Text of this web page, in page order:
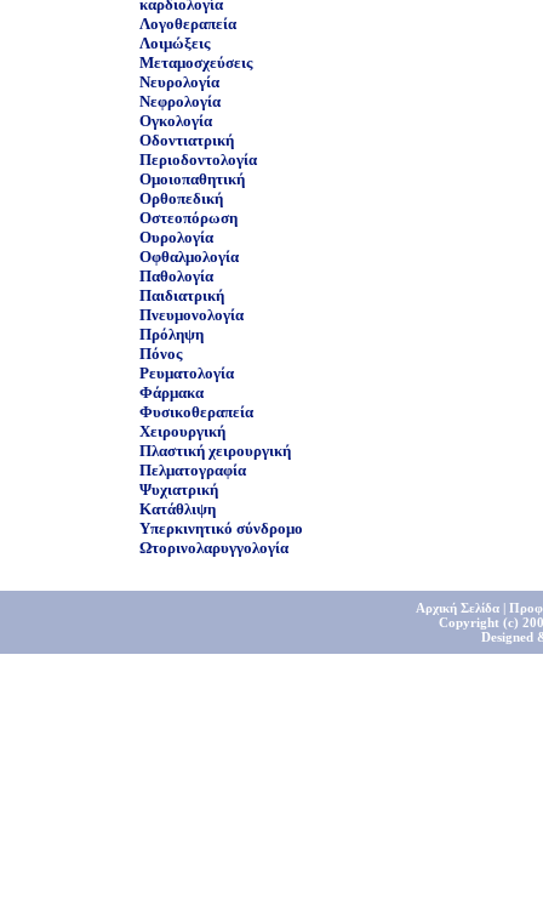
καρδιολογία
Λογοθεραπεία
Λοιμώξεις
Μεταμοσχεύσεις
Νευρολογία
Νεφρολογία
Ογκολογία
Οδοντιατρική
Περιοδοντολογία
Ομοιοπαθητική
Ορθοπεδική
Οστεοπόρωση
Ουρολογία
Οφθαλμολογία
Παθολογία
Παιδιατρική
Πνευμονολογία
Πρόληψη
Πόνος
Ρευματολογία
Φάρμακα
Φυσικοθεραπεία
Χειρουργική
Πλαστική χειρουργική
Πελματογραφία
Ψυχιατρική
Κατάθλιψη
Υπερκινητικό σύνδρομο
Ωτορινολαρυγγολογία
Αρχική Σελίδα|
Copyright (c)
Designed